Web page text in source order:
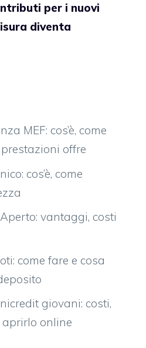
per i nuovi
diventa
MEF: cos’è, come
offre
cos’è, come
vantaggi, costi
come fare e cosa
giovani: costi,
online